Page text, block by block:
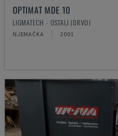
OPTIMAT MDE 10
LIGMATECH - OSTALI (DRVO)
NJEMAČKA 2001